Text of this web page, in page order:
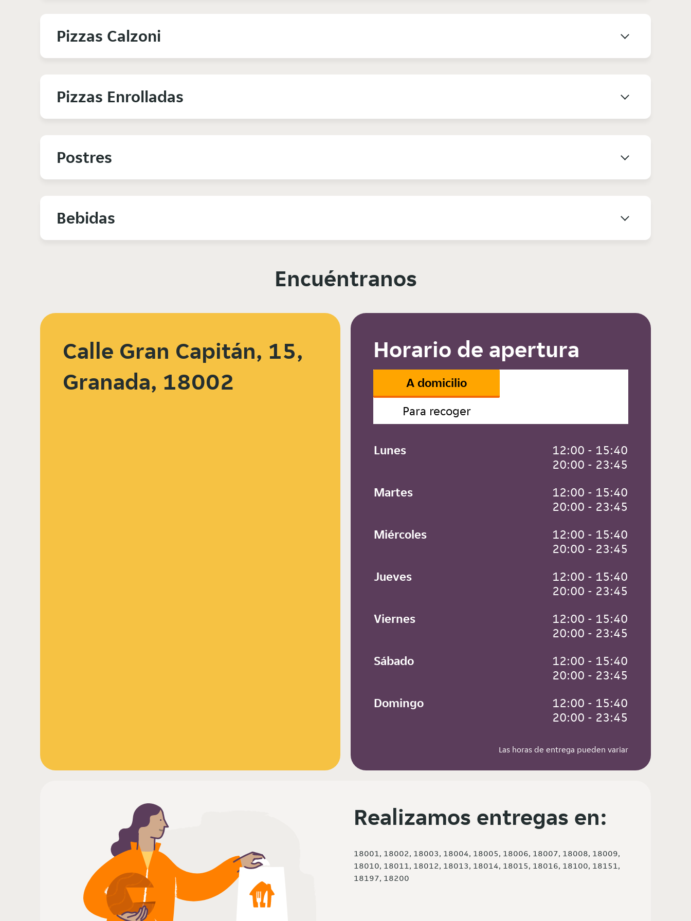
Pizzas Calzoni
Pizzas Enrolladas
Postres
Bebidas
Encuéntranos
Calle Gran Capitán, 15,
Granada, 18002
Horario de apertura
A domicilio
Para recoger
Lunes
12:00 - 15:40
20:00 - 23:45
Martes
12:00 - 15:40
20:00 - 23:45
Miércoles
12:00 - 15:40
20:00 - 23:45
Jueves
12:00 - 15:40
20:00 - 23:45
Viernes
12:00 - 15:40
20:00 - 23:45
Sábado
12:00 - 15:40
20:00 - 23:45
Domingo
12:00 - 15:40
20:00 - 23:45
Las horas de entrega pueden variar
Realizamos entregas en:
18001, 18002, 18003, 18004, 18005, 18006, 18007, 18008, 18009,
18010, 18011, 18012, 18013, 18014, 18015, 18016, 18100, 18151,
18197, 18200